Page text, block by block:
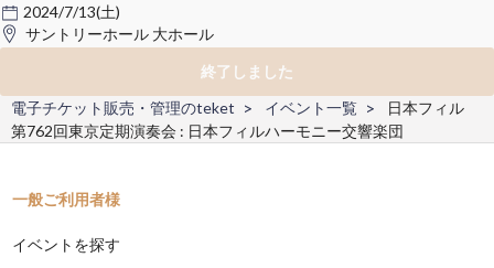
2024/7/13(土)
サントリーホール 大ホール
終了しました
電子チケット販売・管理のteket
イベント一覧
日本フィル
第762回東京定期演奏会 : 日本フィルハーモニー交響楽団
一般ご利用者様
イベントを探す